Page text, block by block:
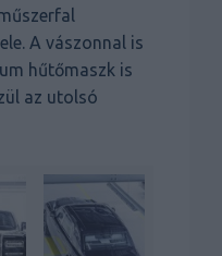
A vászonnal is
hűtőmaszk is
az utolsó